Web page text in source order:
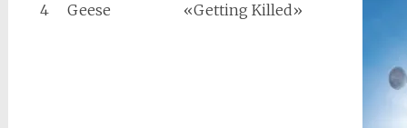
4 Geese «Getting Killed»